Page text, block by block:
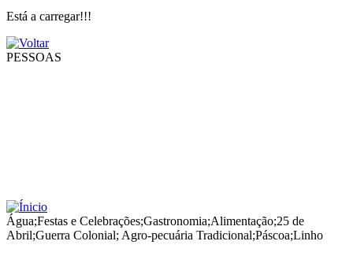
Está a carregar!!!
PESSOAS
Água;Festas e Celebrações;Gastronomia;Alimentação;25 de
Abril;Guerra Colonial; Agro-pecuária Tradicional;Páscoa;Linho